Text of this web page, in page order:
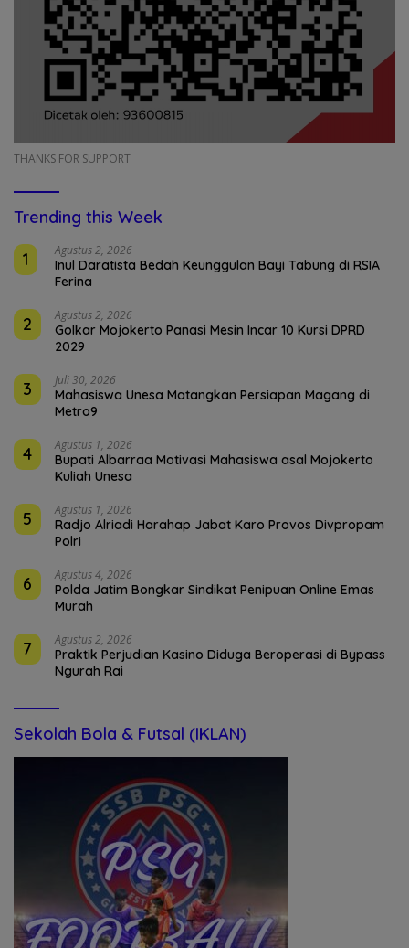
THANKS FOR SUPPORT
Trending this Week
1
Agustus 2, 2026
Inul Daratista Bedah Keunggulan Bayi Tabung di RSIA
Ferina
2 Agustus 2, 2026
Golkar Mojokerto Panasi Mesin Incar 10 Kursi DPRD
2029
3 Juli 30, 2026
Mahasiswa Unesa Matangkan Persiapan Magang di
Metro9
4 Agustus 1, 2026
Bupati Albarraa Motivasi Mahasiswa asal Mojokerto
Kuliah Unesa
5 Agustus 1, 2026
Radjo Alriadi Harahap Jabat Karo Provos Divpropam
Polri
6 Agustus 4, 2026
Polda Jatim Bongkar Sindikat Penipuan Online Emas
Murah
7 Agustus 2, 2026
Praktik Perjudian Kasino Diduga Beroperasi di Bypass
Ngurah Rai
Sekolah Bola & Futsal (IKLAN)